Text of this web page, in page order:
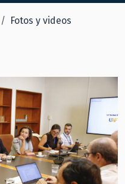
Fotos y videos